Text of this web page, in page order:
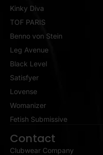
Kinky Diva
TOF PARIS
Benno von Stein
Leg Avenue
Black Level
Satisfyer
Lovense
Womanizer
Fetish Submissive
Contact
Clubwear Company